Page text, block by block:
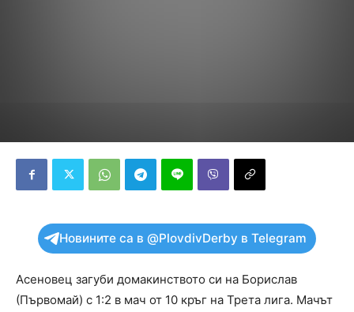
Новините са в @PlovdivDerby в Telegram
Асеновец загуби домакинството си на Борислав
(Първомай) с 1:2 в мач от 10 кръг на Трета лига. Мачът